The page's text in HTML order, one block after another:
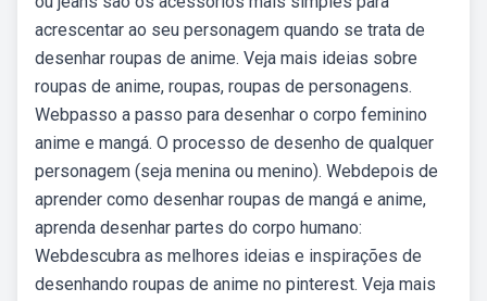
acrescentar ao seu personagem quando se trata de
desenhar roupas de anime. Veja mais ideias sobre
roupas de anime, roupas, roupas de personagens.
Webpasso a passo para desenhar o corpo feminino
anime e mangá. O processo de desenho de qualquer
personagem (seja menina ou menino). Webdepois de
aprender como desenhar roupas de mangá e anime,
aprenda desenhar partes do corpo humano:
Webdescubra as melhores ideias e inspirações de
desenhando roupas de anime no pinterest. Veja mais